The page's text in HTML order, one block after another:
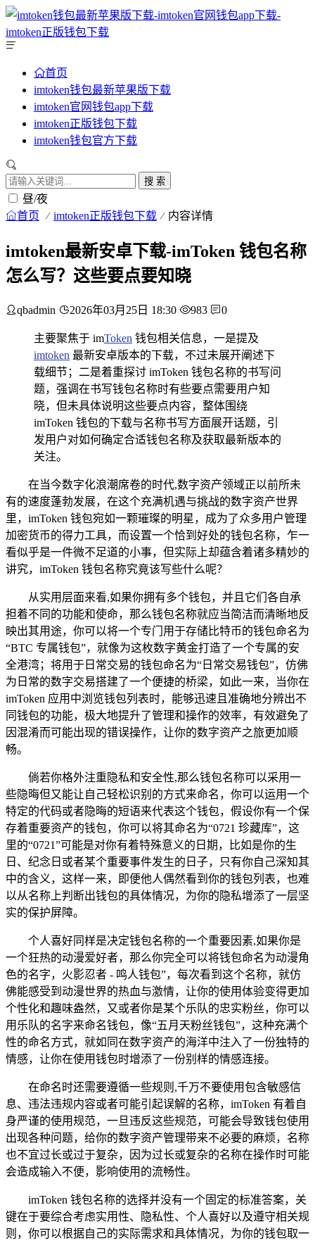
首页
imtoken钱包最新苹果版下载
imtoken官网钱包app下载
imtoken正版钱包下载
imtoken钱包官方下载
搜 索
昼/夜
首页 imtoken正版钱包下载 内容详情
imtoken最新安卓下载-imToken 钱包名称
怎么写？这些要点要知晓
qbadmin 2026年03月25日 18:30 983 0
主要聚焦于 imToken 钱包相关信息，一是提及
imtoken 最新安卓版本的下载，不过未展开阐述下
载细节；二是着重探讨 imToken 钱包名称的书写问
题，强调在书写钱包名称时有些要点需要用户知
晓，但未具体说明这些要点内容，整体围绕
imToken 钱包的下载与名称书写方面展开话题，引
发用户对如何确定合适钱包名称及获取最新版本的
关注。
在当今数字化浪潮席卷的时代,数字资产领域正以前所未
有的速度蓬勃发展，在这个充满机遇与挑战的数字资产世界
里，imToken 钱包宛如一颗璀璨的明星，成为了众多用户管理
加密货币的得力工具，而设置一个恰到好处的钱包名称，乍一
看似乎是一件微不足道的小事，但实际上却蕴含着诸多精妙的
讲究，imToken 钱包名称究竟该写些什么呢？
从实用层面来看,如果你拥有多个钱包，并且它们各自承
担着不同的功能和使命，那么钱包名称就应当简洁而清晰地反
映出其用途，你可以将一个专门用于存储比特币的钱包命名为
“BTC 专属钱包”，就像为这枚数字黄金打造了一个专属的安
全港湾；将用于日常交易的钱包命名为“日常交易钱包”，仿佛
为日常的数字交易搭建了一个便捷的桥梁，如此一来，当你在
imToken 应用中浏览钱包列表时，能够迅速且准确地分辨出不
同钱包的功能，极大地提升了管理和操作的效率，有效避免了
因混淆而可能出现的错误操作，让你的数字资产之旅更加顺
畅。
倘若你格外注重隐私和安全性,那么钱包名称可以采用一
些隐晦但又能让自己轻松识别的方式来命名，你可以运用一个
特定的代码或者隐晦的短语来代表这个钱包，假设你有一个保
存着重要资产的钱包，你可以将其命名为“0721 珍藏库”，这
里的“0721”可能是对你有着特殊意义的日期，比如是你的生
日、纪念日或者某个重要事件发生的日子，只有你自己深知其
中的含义，这样一来，即便他人偶然看到你的钱包列表，也难
以从名称上判断出钱包的具体情况，为你的隐私增添了一层坚
实的保护屏障。
个人喜好同样是决定钱包名称的一个重要因素,如果你是
一个狂热的动漫爱好者，那么你完全可以将钱包命名为动漫角
色的名字，火影忍者 - 鸣人钱包”，每次看到这个名称，就仿
佛能感受到动漫世界的热血与激情，让你的使用体验变得更加
个性化和趣味盎然，又或者你是某个乐队的忠实粉丝，你可以
用乐队的名字来命名钱包，像“五月天粉丝钱包”，这种充满个
性的命名方式，就如同在数字资产的海洋中注入了一份独特的
情感，让你在使用钱包时增添了一份别样的情感连接。
在命名时还需要遵循一些规则,千万不要使用包含敏感信
息、违法违规内容或者可能引起误解的名称，imToken 有着自
身严谨的使用规范，一旦违反这些规范，可能会导致钱包使用
出现各种问题，给你的数字资产管理带来不必要的麻烦，名称
也不宜过长或过于复杂，因为过长或复杂的名称在操作时可能
会造成输入不便，影响使用的流畅性。
imToken 钱包名称的选择并没有一个固定的标准答案，关
键在于要综合考虑实用性、隐私性、个人喜好以及遵守相关规
则，你可以根据自己的实际需求和具体情况，为你的钱包取一